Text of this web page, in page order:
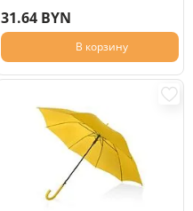
31.64 BYN
В корзину